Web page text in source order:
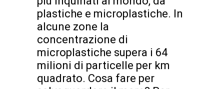
plastiche e microplastiche. In
alcune zone la
concentrazione di
microplastiche supera i 64
milioni di particelle per km
quadrato. Cosa fare per